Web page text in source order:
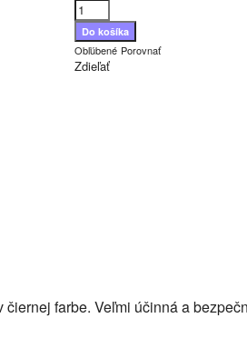
Obľúbené Porovnať
Zdieľať
farbe. Veľmi účinná a